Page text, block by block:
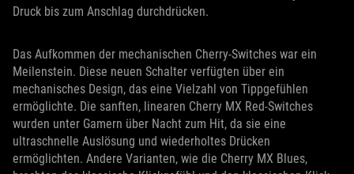
Druck bis zum Anschlag durchdrücken.
Das Aufkommen der mechanischen Cherry-Switches war ein
Meilenstein. Diese neuen Schalter verfügten über ein
mechanisches Design, das eine Vielzahl von Tippgefühlen
ermöglichte. Die sanften, linearen Cherry MX Red-Switches
wurden unter Gamern über Nacht zum Hit, da sie eine
ultraschnelle Auslösung und wiederholtes Drücken
ermöglichten. Andere Varianten, wie die Cherry MX Blues,